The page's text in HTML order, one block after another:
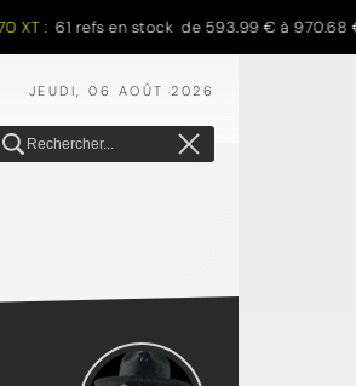
61 refs en stock de 593.99 € à 970.68 €
JEUDI, 06 AOÛT 2026